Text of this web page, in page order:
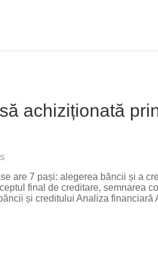
achiziționată
are 7 pași: alegerea băncii și a
final de creditare, semnarea
și creditului Analiza financiară